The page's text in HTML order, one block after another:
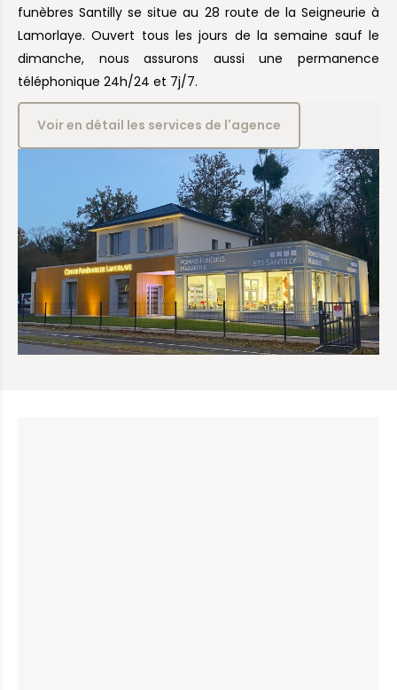
funèbres Santilly se situe au 28 route de la Seigneurie à
Lamorlaye. Ouvert tous les jours de la semaine sauf le
dimanche, nous assurons aussi une permanence
téléphonique 24h/24 et 7j/7.
Voir en détail les services de l'agence